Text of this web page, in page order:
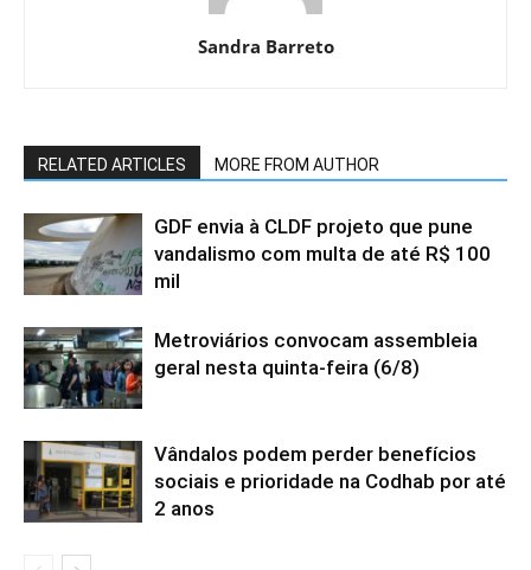
Sandra Barreto
RELATED ARTICLES MORE FROM AUTHOR
GDF envia à CLDF projeto que pune
vandalismo com multa de até R$ 100
mil
Metroviários convocam assembleia
geral nesta quinta-feira (6/8)
Vândalos podem perder benefícios
sociais e prioridade na Codhab por até
2 anos